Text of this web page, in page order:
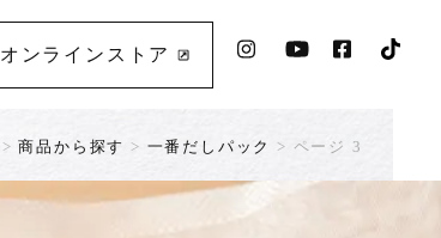
オンラインストア
>商品から探す > 一番だしパック > ページ 3